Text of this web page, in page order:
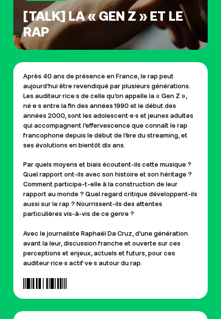
[TALK] LA « GEN Z » ET LE
RAP
Après 40 ans de présence en France, le rap peut
aujourd’hui être revendiqué par plusieurs générations.
Les auditeur·rice·s de celle qu’on appelle la « Gen Z »,
né·e·s entre la fin des années 1990 et le début des
années 2000, sont les adolescent·e·s et jeunes adultes
qui accompagnent l’effervescence que connaît le rap
francophone depuis le début de l’ère du streaming, et
ses évolutions en bientôt dix ans.
Par quels moyens et biais écoutent-ils cette musique ?
Quel rapport ont-ils avec son histoire et son héritage ?
Comment participe-t-elle à la construction de leur
rapport au monde ? Quel regard critique développent-ils
aussi sur le rap ? Nourrissent-ils des attentes
particulières vis-à-vis de ce genre ?
Avec le journaliste Raphaël Da Cruz, d’une génération
avant la leur, discussion franche et ouverte sur ces
perceptions et enjeux, actuels et futurs, pour ces
auditeur·rice·s actif·ve·s autour du rap.